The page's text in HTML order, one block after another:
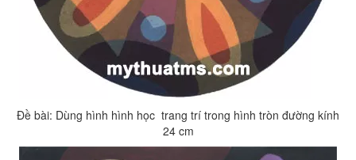
Đề bài: Dùng hình hình học trang trí trong hình tròn đường kính
24 cm